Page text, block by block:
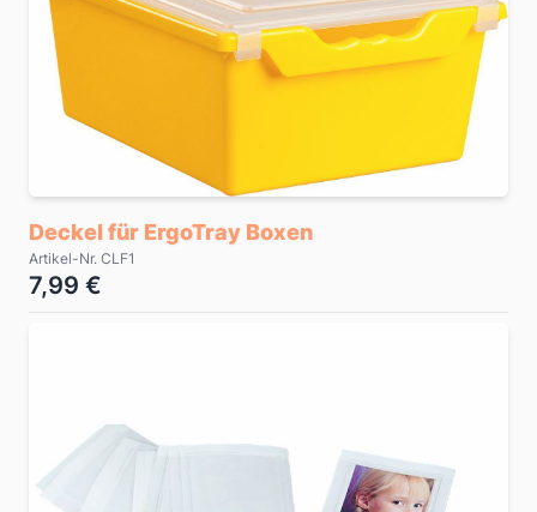
Deckel für ErgoTray Boxen
Artikel-Nr. CLF1
7,99 €